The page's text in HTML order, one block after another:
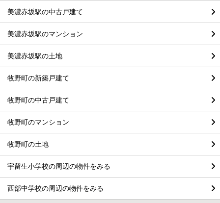
美濃赤坂駅の中古戸建て
美濃赤坂駅のマンション
美濃赤坂駅の土地
牧野町の新築戸建て
牧野町の中古戸建て
牧野町のマンション
牧野町の土地
宇留生小学校の周辺の物件をみる
西部中学校の周辺の物件をみる